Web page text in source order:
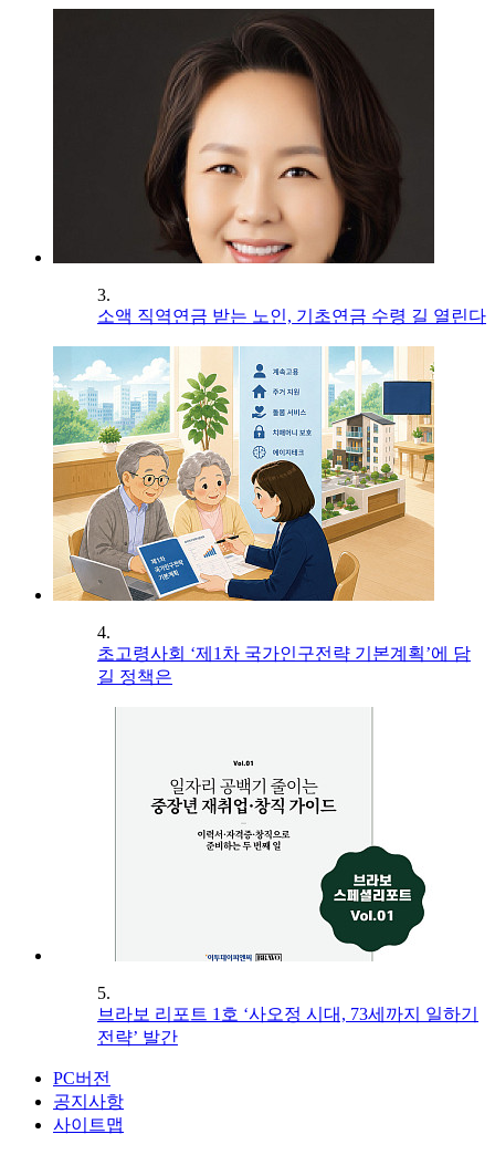
3.
소액 직역연금 받는 노인, 기초연금 수령 길 열린다
4.
초고령사회 ‘제1차 국가인구전략 기본계획’에 담
길 정책은
5.
브라보 리포트 1호 ‘사오정 시대, 73세까지 일하기
전략’ 발간
PC버전
공지사항
사이트맵